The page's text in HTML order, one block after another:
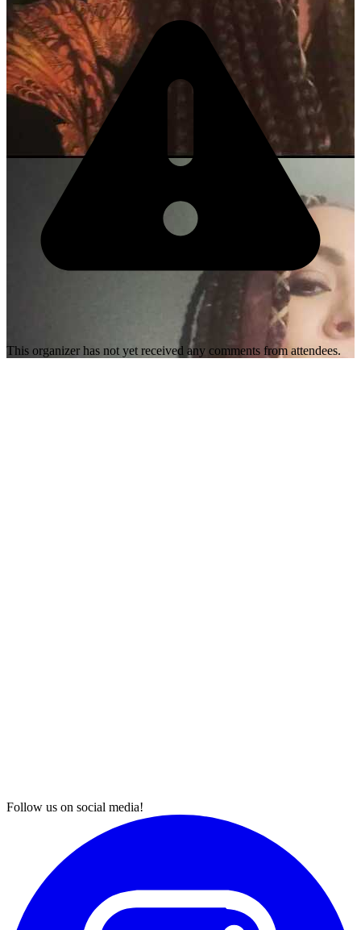
This organizer has not yet received any comments from attendees.
Follow us on social media!